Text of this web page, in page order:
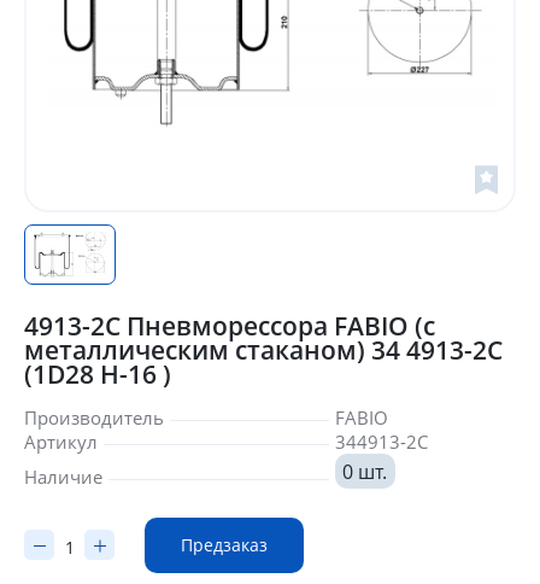
4913-2C Пневморессора FABIO (с
металлическим стаканом) 34 4913-2C
(1D28 H-16 )
Производитель
FABIO
Артикул
344913-2C
Наличие
0 шт.
Предзаказ